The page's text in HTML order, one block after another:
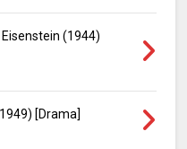
(1944)
[Drama]